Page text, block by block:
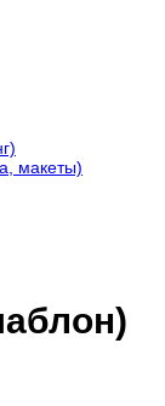
макеты)